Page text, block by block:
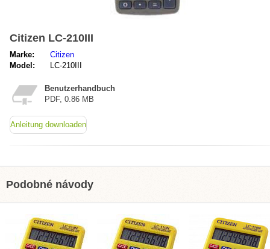
Citizen LC-210III
Marke:
Citizen
Model:
LC-210III
Benutzerhandbuch
PDF, 0.86 MB
Anleitung downloaden
Podobné návody